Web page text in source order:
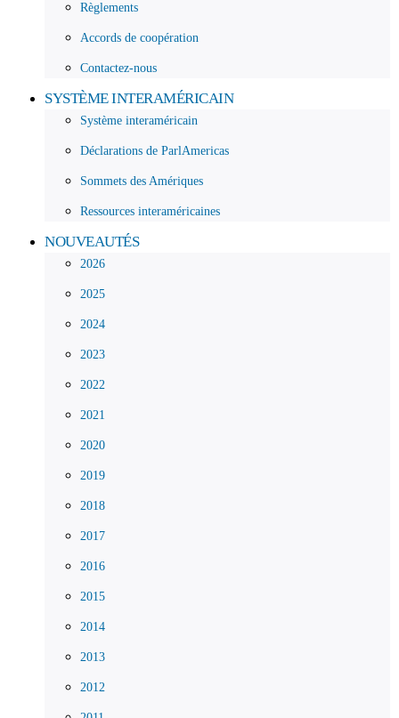
Règlements
Accords de coopération
Contactez-nous
SYSTÈME INTERAMÉRICAIN
Système interaméricain
Déclarations de ParlAmericas
Sommets des Amériques
Ressources interaméricaines
NOUVEAUTÉS
2026
2025
2024
2023
2022
2021
2020
2019
2018
2017
2016
2015
2014
2013
2012